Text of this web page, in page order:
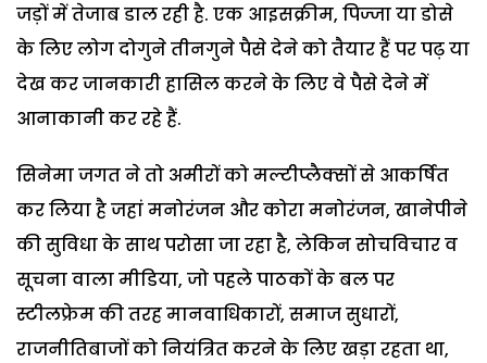
जड़ों में तेजाब डाल रही है. एक आइसक्रीम, पिज्जा या डोसे
के लिए लोग दोगुने तीनगुने पैसे देने को तैयार हैं पर पढ़ या
देख कर जानकारी हासिल करने के लिए वे पैसे देने में
आनाकानी कर रहे हैं.
सिनेमा जगत ने तो अमीरों को मल्टीप्लैक्सों से आकर्षित
कर लिया है जहां मनोरंजन और कोरा मनोरंजन, खानेपीने
की सुविधा के साथ परोसा जा रहा है, लेकिन सोचविचार व
सूचना वाला मीडिया, जो पहले पाठकों के बल पर
स्टीलफ्रेम की तरह मानवाधिकारों, समाज सुधारों,
राजनीतिबाजों को नियंत्रित करने के लिए खड़ा रहता था,